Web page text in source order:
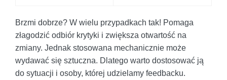
Brzmi dobrze? W wielu przypadkach tak! Pomaga
złagodzić odbiór krytyki i zwiększa otwartość na
zmiany. Jednak stosowana mechanicznie może
wydawać się sztuczna. Dlatego warto dostosować ją
do sytuacji i osoby, której udzielamy feedbacku.